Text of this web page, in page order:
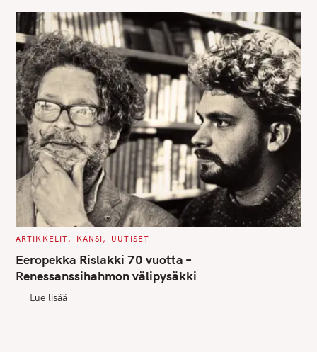
S
C
T
E
G
O
I
ARTIKKELIT KANSI UUTISET
Eeropekka Rislakki 70 vuotta –
Renessanssihahmon välipysäkki
Lue lisää